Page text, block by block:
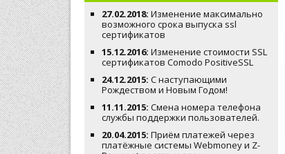
27.02.2018: Изменение максимально
возможного срока выпуска ssl
сертификатов
15.12.2016: Изменение стоимости SSL
сертификатов Comodo PositiveSSL
24.12.2015: С наступающими
Рождеством и Новым Годом!
11.11.2015: Смена номера телефона
службы поддержки пользователей.
20.04.2015: Приём платежей через
платёжные системы Webmoney и Z-